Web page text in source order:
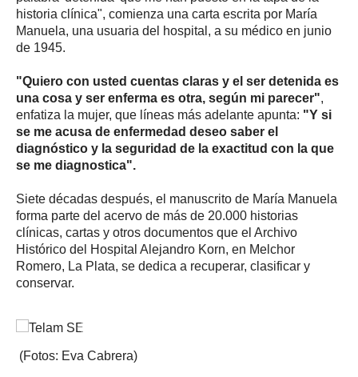
historia clínica", comienza una carta escrita por María
Manuela, una usuaria del hospital, a su médico en junio
de 1945.
"Quiero con usted cuentas claras y el ser detenida es
una cosa y ser enferma es otra, según mi parecer",
enfatiza la mujer, que líneas más adelante apunta: "Y si
se me acusa de enfermedad deseo saber el
diagnóstico y la seguridad de la exactitud con la que
se me diagnostica".
Siete décadas después, el manuscrito de María Manuela
forma parte del acervo de más de 20.000 historias
clínicas, cartas y otros documentos que el Archivo
Histórico del Hospital Alejandro Korn, en Melchor
Romero, La Plata, se dedica a recuperar, clasificar y
conservar.
P
r
(Fotos: Eva Cabrera)